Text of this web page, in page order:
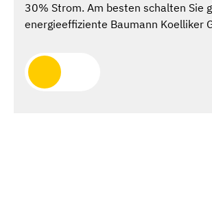
30% Strom. Am besten schalten Sie
energieeffiziente Baumann Koelliker